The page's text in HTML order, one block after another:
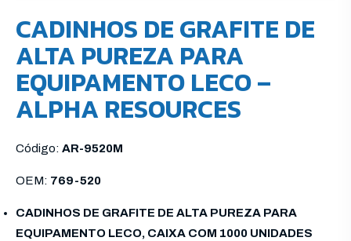
CADINHOS DE GRAFITE DE
ALTA PUREZA PARA
EQUIPAMENTO LECO –
ALPHA RESOURCES
Código: AR-9520M
OEM: 769-520
CADINHOS DE GRAFITE DE ALTA PUREZA PARA
EQUIPAMENTO LECO, CAIXA COM 1000 UNIDADES